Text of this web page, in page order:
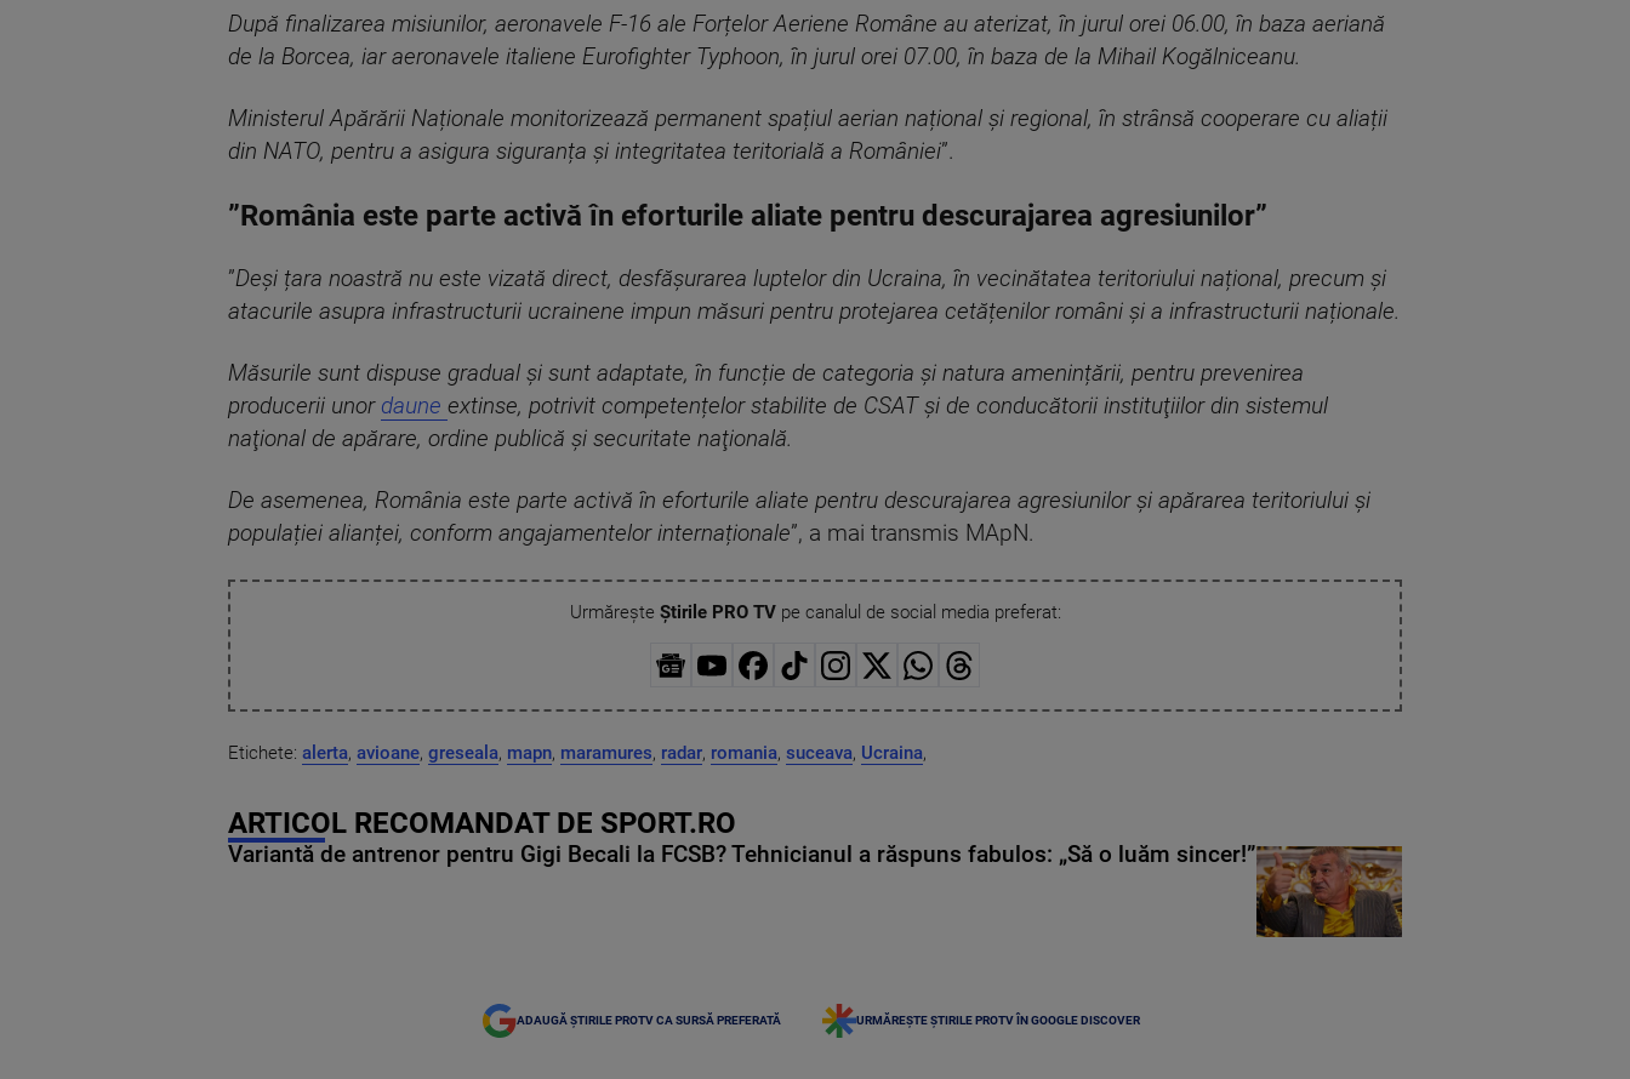
După finalizarea misiunilor, aeronavele F-16 ale Forțelor Aeriene Române au aterizat, în jurul orei 06.00, în baza aeriană
de la Borcea, iar aeronavele italiene Eurofighter Typhoon, în jurul orei 07.00, în baza de la Mihail Kogălniceanu.
Ministerul Apărării Naționale monitorizează permanent spațiul aerian național și regional, în strânsă cooperare cu aliații
din NATO, pentru a asigura siguranța și integritatea teritorială a României”.
”România este parte activă în eforturile aliate pentru descurajarea agresiunilor”
”Deși țara noastră nu este vizată direct, desfășurarea luptelor din Ucraina, în vecinătatea teritoriului național, precum și
atacurile asupra infrastructurii ucrainene impun măsuri pentru protejarea cetățenilor români și a infrastructurii naționale.
Măsurile sunt dispuse gradual și sunt adaptate, în funcție de categoria și natura amenințării, pentru prevenirea
producerii unor daune extinse, potrivit competențelor stabilite de CSAT și de conducătorii instituţiilor din sistemul
naţional de apărare, ordine publică şi securitate naţională.
De asemenea, România este parte activă în eforturile aliate pentru descurajarea agresiunilor și apărarea teritoriului și
populației alianței, conform angajamentelor internaționale”, a mai transmis MApN.
Urmărește Știrile PRO TVpe canalul de social media preferat:
Etichete: alerta, avioane, greseala, mapn, maramures, radar, romania, suceava, Ucraina,
ARTICOL RECOMANDAT DE SPORT.RO
Variantă de antrenor pentru Gigi Becali la FCSB? Tehnicianul a răspuns fabulos: „Să o luăm sincer!”
ADAUGĂ ȘTIRILE PROTV CA SURSĂ PREFERATĂ URMĂREȘTE ȘTIRILE PROTV ÎN GOOGLE DISCOVER